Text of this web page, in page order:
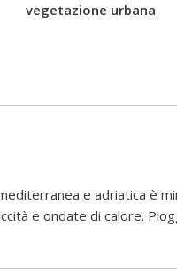
vegetazione urbana
e adriatica è
e ondate di calore.